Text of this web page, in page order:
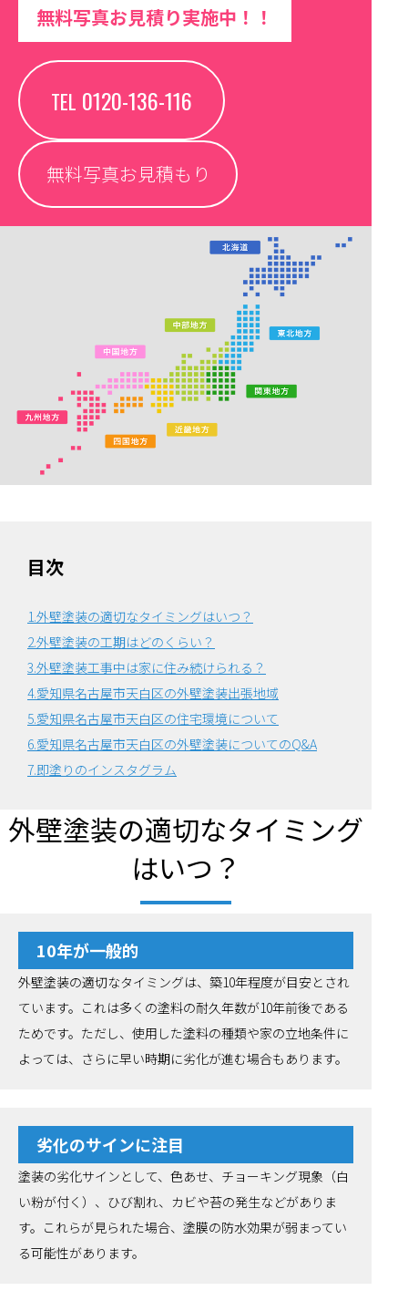
無料写真お見積り実施中！！
TEL 0120-136-116
無料写真お見積もり
目次
1.外壁塗装の適切なタイミングはいつ？
2.外壁塗装の工期はどのくらい？
3.外壁塗装工事中は家に住み続けられる？
4.愛知県名古屋市天白区の外壁塗装出張地域
5.愛知県名古屋市天白区の住宅環境について
6.愛知県名古屋市天白区の外壁塗装についてのQ&A
7.即塗りのインスタグラム
外壁塗装の適切なタイミング
はいつ？
10年が一般的
外壁塗装の適切なタイミングは、築10年程度が目安とされ
ています。これは多くの塗料の耐久年数が10年前後である
ためです。ただし、使用した塗料の種類や家の立地条件に
よっては、さらに早い時期に劣化が進む場合もあります。
劣化のサインに注目
塗装の劣化サインとして、色あせ、チョーキング現象（白
い粉が付く）、ひび割れ、カビや苔の発生などがありま
す。これらが見られた場合、塗膜の防水効果が弱まってい
る可能性があります。